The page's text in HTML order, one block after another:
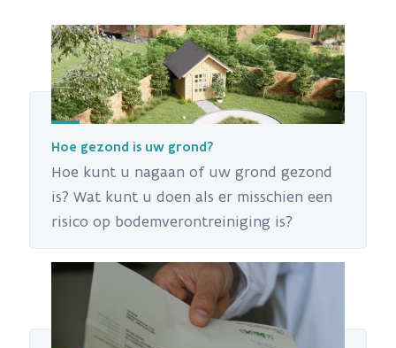
Hoe gezond is uw grond?
Hoe kunt u nagaan of uw grond gezond
is? Wat kunt u doen als er misschien een
risico op bodemverontreiniging is?